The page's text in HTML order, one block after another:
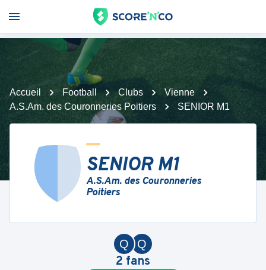
Accueil Football Clubs
Vienne
A.S.Am. des Couronneries Poitiers
SENIOR M1
SENIOR M1
A.S.Am. des Couronneries
Poitiers
Q
Q
2 fans